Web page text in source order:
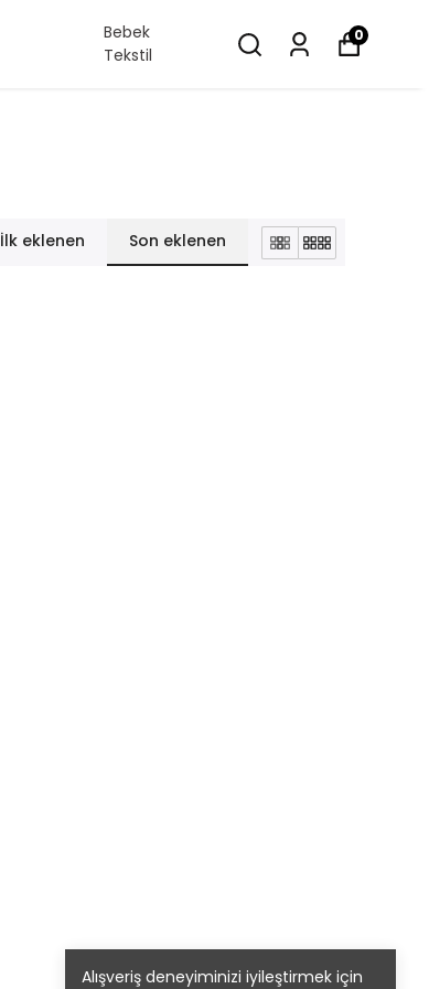
Bebek
Tekstil
0
Alışveriş deneyiminizi iyileştirmek için
İlk eklenen Son eklenen